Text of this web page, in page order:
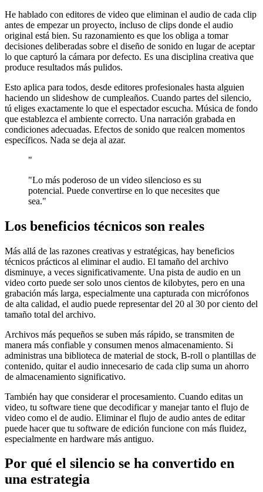
He hablado con editores de video que eliminan el audio de cada clip
antes de empezar un proyecto, incluso de clips donde el audio
original está bien. Su razonamiento es que los obliga a tomar
decisiones deliberadas sobre el diseño de sonido en lugar de aceptar
lo que capturó la cámara por defecto. Es una disciplina creativa que
produce resultados más pulidos.
Esto aplica para todos, desde editores profesionales hasta alguien
haciendo un slideshow de cumpleaños. Cuando partes del silencio,
tú eliges exactamente lo que el espectador escucha. Música de fondo
que establezca el ambiente correcto. Una narración grabada en
condiciones adecuadas. Efectos de sonido que realcen momentos
específicos. Nada se deja al azar.
"
"Lo más poderoso de un video silencioso es su
potencial. Puede convertirse en lo que necesites que
sea."
Los beneficios técnicos son reales
Más allá de las razones creativas y estratégicas, hay beneficios
técnicos prácticos al eliminar el audio. El tamaño del archivo
disminuye, a veces significativamente. Una pista de audio en un
video corto puede ser solo unos cientos de kilobytes, pero en una
grabación más larga, especialmente una capturada con micrófonos
de alta calidad, el audio puede representar del 20 al 30 por ciento del
tamaño total del archivo.
Archivos más pequeños se suben más rápido, se transmiten de
manera más confiable y consumen menos almacenamiento. Si
administras una biblioteca de material de stock, B-roll o plantillas de
contenido, quitar el audio innecesario de cada clip suma un ahorro
de almacenamiento significativo.
También hay que considerar el procesamiento. Cuando editas un
video, tu software tiene que decodificar y manejar tanto el flujo de
video como el de audio. Eliminar el flujo de audio antes de editar
puede hacer que tu software de edición funcione con más fluidez,
especialmente en hardware más antiguo.
Por qué el silencio se ha convertido en
una estrategia